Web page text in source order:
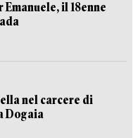
il 18enne
nel carcere di
Dogaia